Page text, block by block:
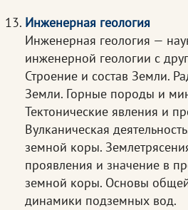
Инженерная геология
Инженерная геология —
инженерной геологии с
Строение и состав Земли.
Земли. Горные породы и
Тектонические явления и
Вулканическая
земной коры.
проявления и значение в
земной коры. Основы
динамики подземных вод.